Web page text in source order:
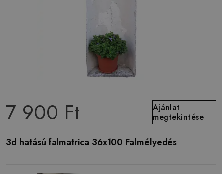
7 900 Ft
Ajánlat
megtekintése
3d hatású falmatrica 36x100 Falmélyedés